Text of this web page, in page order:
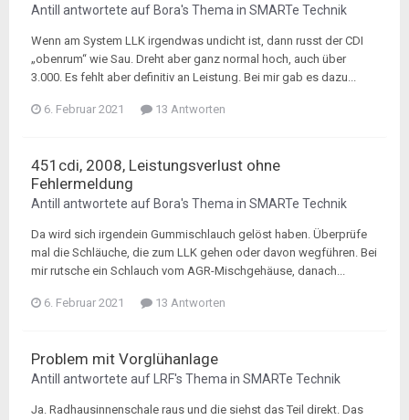
Antill antwortete auf Bora's Thema in SMARTe Technik
Wenn am System LLK irgendwas undicht ist, dann russt der CDI
„obenrum“ wie Sau. Dreht aber ganz normal hoch, auch über
3.000. Es fehlt aber definitiv an Leistung. Bei mir gab es dazu...
6. Februar 2021 13 Antworten
451cdi, 2008, Leistungsverlust ohne
Fehlermeldung
Antill antwortete auf Bora's Thema in SMARTe Technik
Da wird sich irgendein Gummischlauch gelöst haben. Überprüfe
mal die Schläuche, die zum LLK gehen oder davon wegführen. Bei
mir rutsche ein Schlauch vom AGR-Mischgehäuse, danach...
6. Februar 2021 13 Antworten
Problem mit Vorglühanlage
Antill antwortete auf LRF's Thema in SMARTe Technik
Ja. Radhausinnenschale raus und die siehst das Teil direkt. Das